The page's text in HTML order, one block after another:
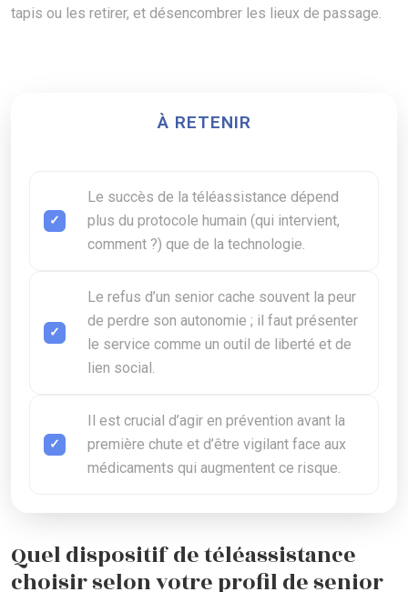
tapis ou les retirer, et désencombrer les lieux de passage.
À RETENIR
Le succès de la téléassistance dépend
plus du protocole humain (qui intervient,
comment ?) que de la technologie.
Le refus d’un senior cache souvent la peur
de perdre son autonomie ; il faut présenter
le service comme un outil de liberté et de
lien social.
Il est crucial d’agir en prévention avant la
première chute et d’être vigilant face aux
médicaments qui augmentent ce risque.
Quel dispositif de téléassistance
choisir selon votre profil de senior